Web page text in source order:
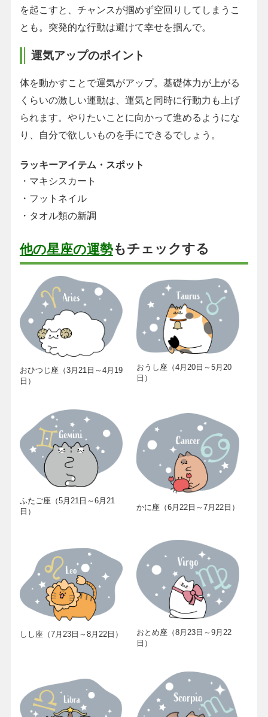
を起こすと、チャンスが掴めず空回りしてしまうこ
とも。突発的な行動は避けて幸せを掴んで。
運気アップのポイント
体を動かすことで運気がアップ。基礎体力が上がる
くらいの激しい運動は、運気と同時に行動力も上げ
られます。やりたいことに向かって進めるようにな
り、自分で欲しいものを手にできるでしょう。
ラッキーアイテム・スポット
・マキシスカート
・フットネイル
・タオル類の新調
他の星座の運勢もチェックする
おひつじ座（3月21日～4月19
日）
おうし座（4月20日～5月20
日）
ふたご座（5月21日～6月21
日）
かに座（6月22日～7月22日）
しし座（7月23日～8月22日）
おとめ座（8月23日～9月22
日）